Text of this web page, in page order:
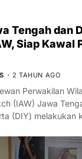
Tengah dan
Siap Kawal
2 TAHUN AGO
Perwakilan
(IAW) Jawa
(DIY) melakukan